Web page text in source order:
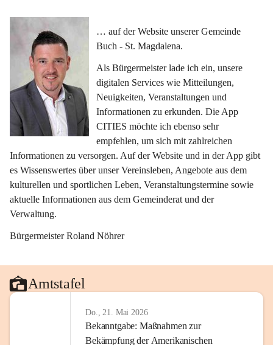
… auf der Website unserer Gemeinde
Buch - St. Magdalena.
Als Bürgermeister lade ich ein, unsere
digitalen Services wie Mitteilungen,
Neuigkeiten, Veranstaltungen und
Informationen zu erkunden. Die App
CITIES möchte ich ebenso sehr
empfehlen, um sich mit zahlreichen
Informationen zu versorgen. Auf der Website und in der App gibt
es Wissenswertes über unser Vereinsleben, Angebote aus dem
kulturellen und sportlichen Leben, Veranstaltungstermine sowie
aktuelle Informationen aus dem Gemeinderat und der
Verwaltung.
Bürgermeister Roland Nöhrer
Amtstafel
Do., 21. Mai 2026
Bekanntgabe: Maßnahmen zur
Bekämpfung der Amerikanischen